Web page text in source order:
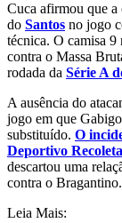
Cuca afirmou que
do Santos no jogo
técnica. O camisa
contra o Massa
rodada da Série A
A ausência do
jogo em que
substituído. O
Deportivo
descartou uma
contra o Bragantino.
Leia Mais: